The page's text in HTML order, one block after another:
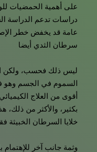
على أهمية الحمضيات
دراسات تدعم الدراسة
سرطان الثدي أيضا
ليس ذلك فحسب، ولكن
السموم في الجسم وهو
أقوى من العلاج
بكثير، والأكثر من ذلك،
خلايا السرطان الخبيثة
وثمة جانب آخر